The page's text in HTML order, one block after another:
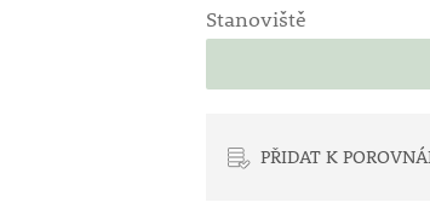
Stanoviště
PŘIDAT K